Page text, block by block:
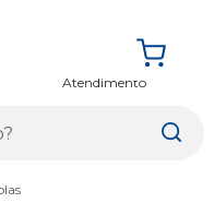
Atendimento